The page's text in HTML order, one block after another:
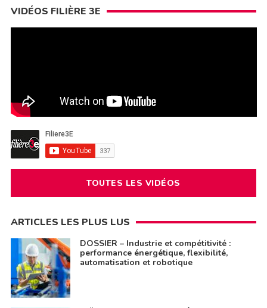
VIDÉOS FILIÈRE 3E
TOUTES LES VIDÉOS
ARTICLES LES PLUS LUS
DOSSIER – Industrie et compétitivité :
performance énergétique, flexibilité,
automatisation et robotique